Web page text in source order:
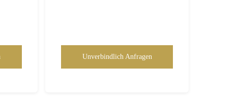
Unverbindlich Anfragen